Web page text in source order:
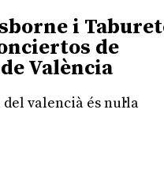
i
de
València
valencià és nul·la